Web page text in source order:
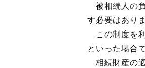
被相続人の
す必要はあり
この制度を
といった場合
相続財産の